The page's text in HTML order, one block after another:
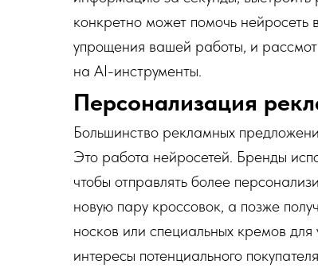
конкретно может помочь
упрощения вашей работы, и
на AI-инструменты.
Персонализация
Большинство рекламных
Это работа нейросетей. Бренды
чтобы отправлять более
новую пару кроссовок, а позже
носков или специальных кремов
интересы потенциального